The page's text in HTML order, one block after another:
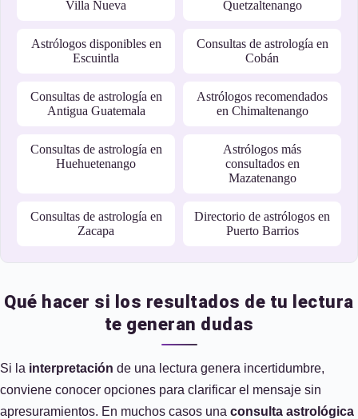
Villa Nueva
Quetzaltenango
Astrólogos disponibles en
Escuintla
Consultas de astrología en
Cobán
Consultas de astrología en
Antigua Guatemala
Astrólogos recomendados
en Chimaltenango
Consultas de astrología en
Huehuetenango
Astrólogos más
consultados en
Mazatenango
Consultas de astrología en
Zacapa
Directorio de astrólogos en
Puerto Barrios
Qué hacer si los resultados de tu lectura
te generan dudas
Si la interpretación de una lectura genera incertidumbre,
conviene conocer opciones para clarificar el mensaje sin
apresuramientos. En muchos casos una consulta astrológica